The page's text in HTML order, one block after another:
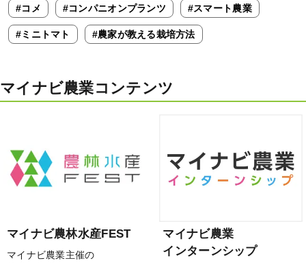
#コメ #コンパニオンプランツ #スマート農業
#ミニトマト #農家が教える栽培方法
マイナビ農業コンテンツ
マイナビ農林水産FEST
マイナビ農業主催の
マイナビ農業
インターンシップ